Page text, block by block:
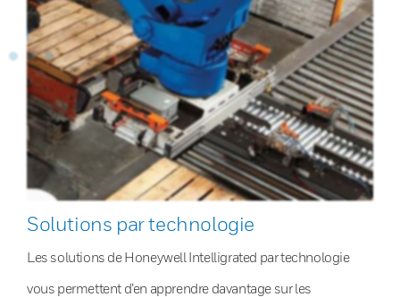
Solutions par technologie
Les solutions de Honeywell Intelligrated par technologie
vous permettent d’en apprendre davantage sur les